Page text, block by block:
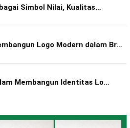
Simbol Nilai, Kualitas…
Logo Modern dalam Br…
Membangun Identitas Lo…